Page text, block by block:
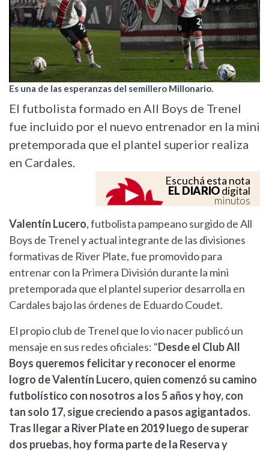
Es una de las esperanzas del semillero Millonario.
El futbolista formado en All Boys de Trenel
fue incluido por el nuevo entrenador en la mini
pretemporada que el plantel superior realiza
en Cardales.
Escuchá esta nota
EL DIARIOdigital
minutos
Valentín Lucero, futbolista pampeano surgido de All
Boys de Trenel y actual integrante de las divisiones
formativas de River Plate, fue promovido para
entrenar con la Primera División durante la mini
pretemporada que el plantel superior desarrolla en
Cardales bajo las órdenes de Eduardo Coudet.
El propio club de Trenel que lo vio nacer publicó un
mensaje en sus redes oficiales: "Desde el Club All
Boys queremos felicitar y reconocer el enorme
logro de Valentín Lucero, quien comenzó su camino
futbolístico con nosotros a los 5 años y hoy, con
tan solo 17, sigue creciendo a pasos agigantados.
Tras llegar a River Plate en 2019 luego de superar
dos pruebas, hoy forma parte de la Reserva y